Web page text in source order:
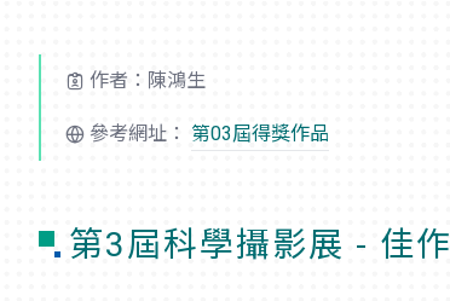
作者：陳鴻生
參考網址： 第03屆得獎作品
第3屆科學攝影展 - 佳作